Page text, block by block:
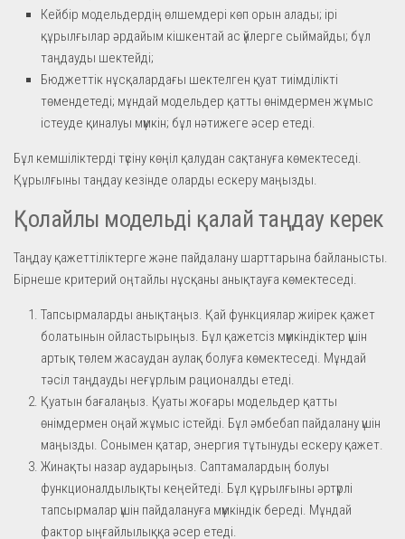
Кейбір модельдердің өлшемдері көп орын алады; ірі
құрылғылар әрдайым кішкентай ас үйлерге сыймайды; бұл
таңдауды шектейді;
Бюджеттік нұсқалардағы шектелген қуат тиімділікті
төмендетеді; мұндай модельдер қатты өнімдермен жұмыс
істеуде қиналуы мүмкін; бұл нәтижеге әсер етеді.
Бұл кемшіліктерді түсіну көңіл қалудан сақтануға көмектеседі.
Құрылғыны таңдау кезінде оларды ескеру маңызды.
Қолайлы модельді қалай таңдау керек
Таңдау қажеттіліктерге және пайдалану шарттарына байланысты.
Бірнеше критерий оңтайлы нұсқаны анықтауға көмектеседі.
Тапсырмаларды анықтаңыз. Қай функциялар жиірек қажет
болатынын ойластырыңыз. Бұл қажетсіз мүмкіндіктер үшін
артық төлем жасаудан аулақ болуға көмектеседі. Мұндай
тәсіл таңдауды неғұрлым рационалды етеді.
Қуатын бағалаңыз. Қуаты жоғары модельдер қатты
өнімдермен оңай жұмыс істейді. Бұл әмбебап пайдалану үшін
маңызды. Сонымен қатар, энергия тұтынуды ескеру қажет.
Жинақты назар аударыңыз. Саптамалардың болуы
функционалдылықты кеңейтеді. Бұл құрылғыны әртүрлі
тапсырмалар үшін пайдалануға мүмкіндік береді. Мұндай
фактор ыңғайлылыққа әсер етеді.